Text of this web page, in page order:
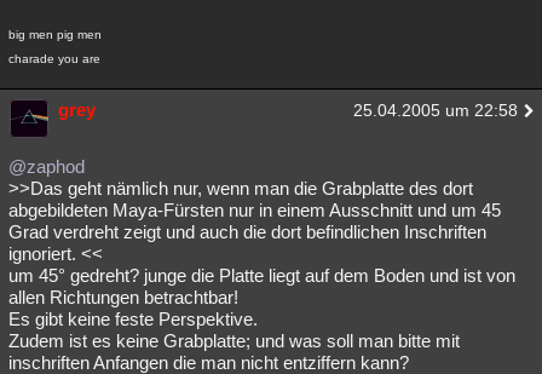
big men pig men
charade you are
grey 25.04.2005 um 22:58
@zaphod
>>Das geht nämlich nur, wenn man die Grabplatte des dort
abgebildeten Maya-Fürsten nur in einem Ausschnitt und um 45
Grad verdreht zeigt und auch die dort befindlichen Inschriften
ignoriert. <<
um 45° gedreht? junge die Platte liegt auf dem Boden und ist von
allen Richtungen betrachtbar!
Es gibt keine feste Perspektive.
Zudem ist es keine Grabplatte; und was soll man bitte mit
inschriften Anfangen die man nicht entziffern kann?